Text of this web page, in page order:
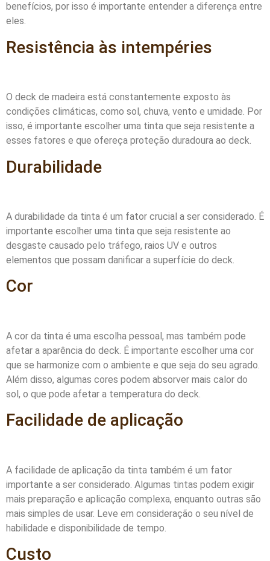
benefícios, por isso é importante entender a diferença entre
eles.
Resistência às intempéries
O deck de madeira está constantemente exposto às
condições climáticas, como sol, chuva, vento e umidade. Por
isso, é importante escolher uma tinta que seja resistente a
esses fatores e que ofereça proteção duradoura ao deck.
Durabilidade
A durabilidade da tinta é um fator crucial a ser considerado. É
importante escolher uma tinta que seja resistente ao
desgaste causado pelo tráfego, raios UV e outros
elementos que possam danificar a superfície do deck.
Cor
A cor da tinta é uma escolha pessoal, mas também pode
afetar a aparência do deck. É importante escolher uma cor
que se harmonize com o ambiente e que seja do seu agrado.
Além disso, algumas cores podem absorver mais calor do
sol, o que pode afetar a temperatura do deck.
Facilidade de aplicação
A facilidade de aplicação da tinta também é um fator
importante a ser considerado. Algumas tintas podem exigir
mais preparação e aplicação complexa, enquanto outras são
mais simples de usar. Leve em consideração o seu nível de
habilidade e disponibilidade de tempo.
Custo